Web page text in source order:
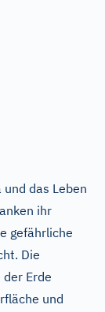
das Leben
ihr
gefährliche
Die
Erde
und